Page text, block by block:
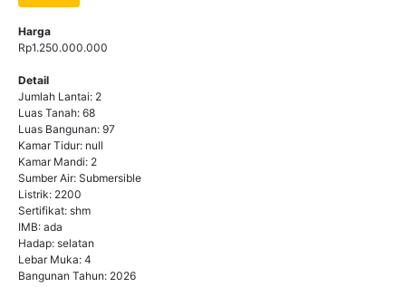
Harga
Rp1.250.000.000
Detail
Jumlah Lantai: 2
Luas Tanah: 68
Luas Bangunan: 97
Kamar Tidur: null
Kamar Mandi: 2
Sumber Air: Submersible
Listrik: 2200
Sertifikat: shm
IMB: ada
Hadap: selatan
Lebar Muka: 4
Bangunan Tahun: 2026